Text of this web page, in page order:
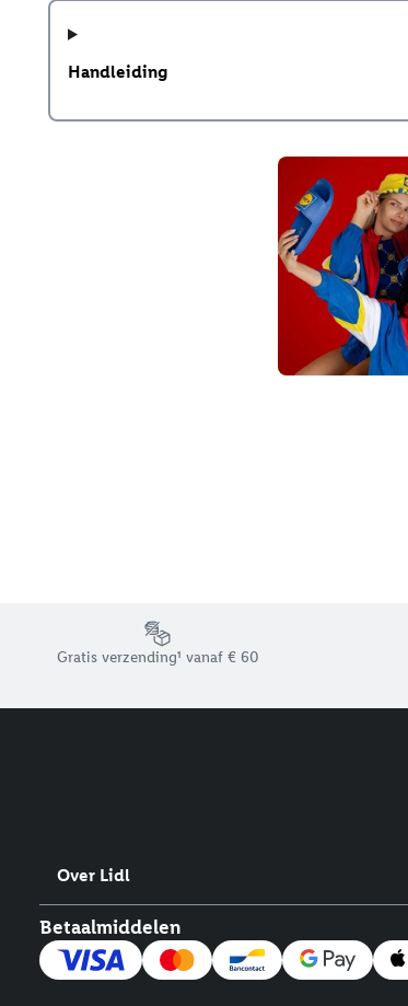
Handleiding
Footerelement met de verschillende USPs van Lidl.be
Gratis verzending¹ vanaf € 60
Over Lidl
Betaalmiddelen